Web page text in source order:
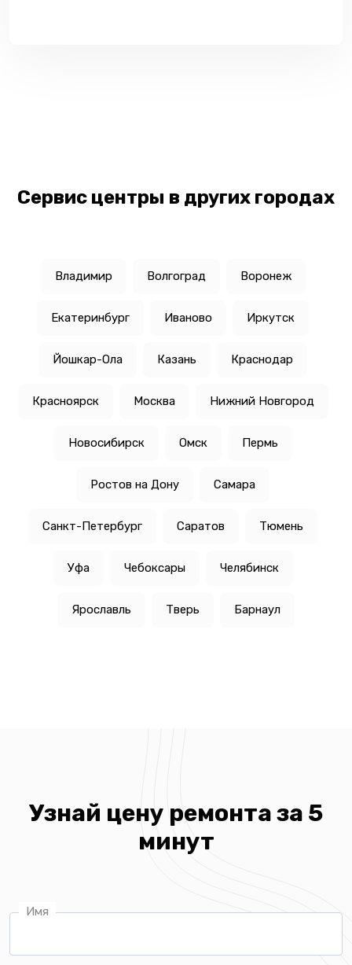
Сервис центры в других городах
Владимир Волгоград Воронеж
Екатеринбург Иваново Иркутск
Йошкар-Ола Казань Краснодар
Красноярск Москва Нижний Новгород
Новосибирск Омск Пермь
Ростов на Дону Самара
Санкт-Петербург Саратов Тюмень
Уфа Чебоксары Челябинск
Ярославль Тверь Барнаул
Узнай цену ремонта за 5
минут
Имя